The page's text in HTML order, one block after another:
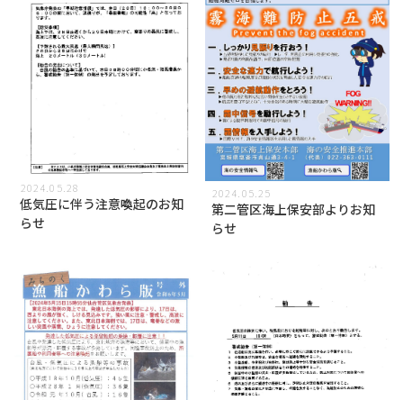
2024.05.28
低気圧に伴う注意喚起のお知
らせ
2024.05.25
第二管区海上保安部よりお知
らせ